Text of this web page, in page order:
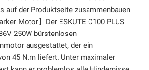
auf der Produktseite zusammenbauen
Motor】Der ESKUTE C100 PLUS
250W bürstenlosen
ausgestattet, der ein
45 N.m liefert. Unter maximaler